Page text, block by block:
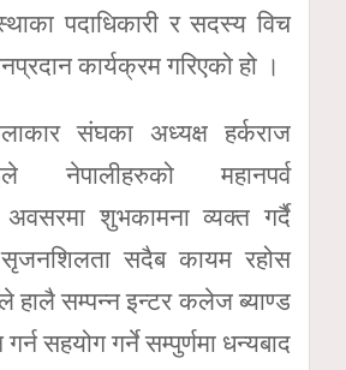
पदाधिकारी र सदस्य विच
कार्यक्रम गरिएको हो ।
संघका अध्यक्ष हर्कराज
नेपालीहरुको महानपर्व
अवसरमा शुभकामना व्यक्त गर्दै
सदैब कायम रहोस
हालै सम्पन्न इन्टर कलेज ब्याण्ड
सहयोग गर्ने सम्पुर्णमा धन्यबाद